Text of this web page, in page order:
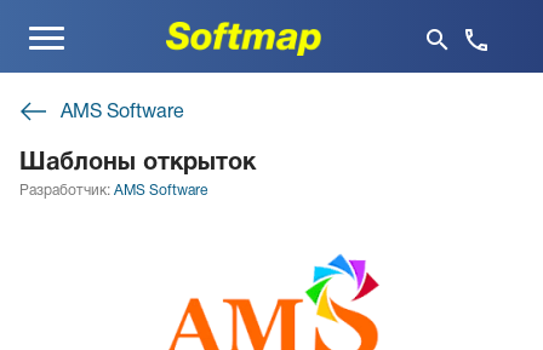
Меню
AMS Software
Шаблоны открыток
Разработчик: AMS Software